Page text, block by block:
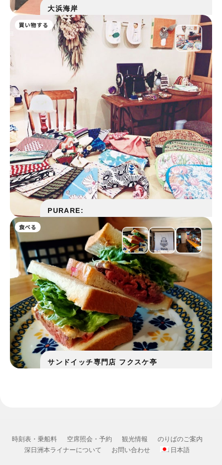
大浜海岸
PURARE:
買い物する
サンドイッチ専門店 フクスケ亭
食べる
時刻表・乗船料 空席照会・予約 観光情報
のりばのご案内
深日洲本ライナーについて
お問い合わせ 日本語